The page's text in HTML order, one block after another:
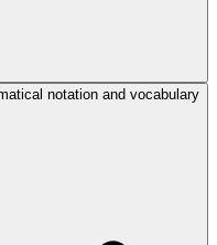
notation and vocabulary?